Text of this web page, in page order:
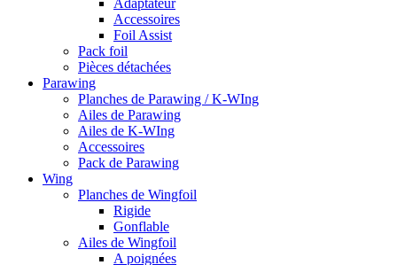
Adaptateur
Accessoires
Foil Assist
Pack foil
Pièces détachées
Parawing
Planches de Parawing / K-WIng
Ailes de Parawing
Ailes de K-WIng
Accessoires
Pack de Parawing
Wing
Planches de Wingfoil
Rigide
Gonflable
Ailes de Wingfoil
A poignées